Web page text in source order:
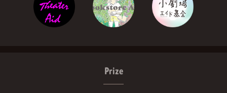
Prize